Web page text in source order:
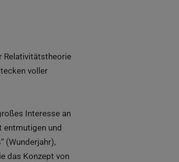
Relativitätstheorie
voller
Interesse an
entmutigen und
(Wunderjahr),
das Konzept von